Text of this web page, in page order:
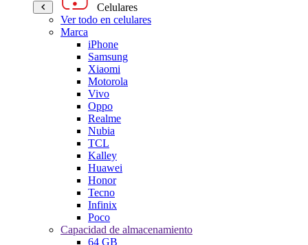
Celulares
Ver todo en celulares
Marca
iPhone
Samsung
Xiaomi
Motorola
Vivo
Oppo
Realme
Nubia
TCL
Kalley
Huawei
Honor
Tecno
Infinix
Poco
Capacidad de almacenamiento
64 GB